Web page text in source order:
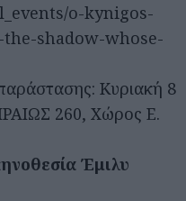
o-kynigos-
shadow-whose-
Κυριακή 8
260, Χώρος Ε.
Έμιλυ